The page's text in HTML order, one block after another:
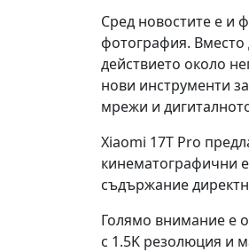
Сред новостите е и
фотография. Вместо
действието около
нови инструменти
мрежи и
Xiaomi 17T Pro
кинематографични
съдържание
Голямо внимание е
с 1.5K резолюция и